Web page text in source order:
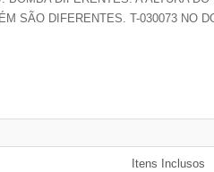
SÃO DIFERENTES. T-030073 NO
Itens Inclusos